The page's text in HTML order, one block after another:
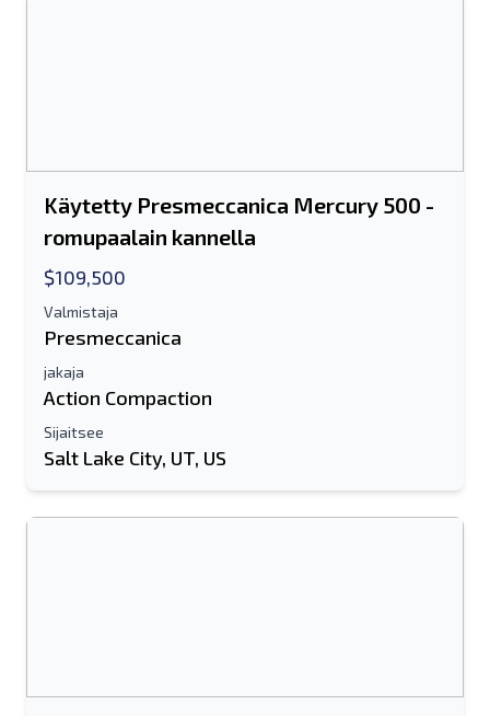
Käytetty Presmeccanica Mercury 500 -
romupaalain kannella
$109,500
Valmistaja
Presmeccanica
jakaja
Action Compaction
Sijaitsee
Salt Lake City, UT, US